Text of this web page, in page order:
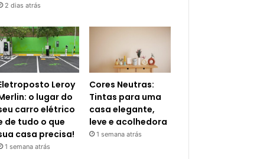
2 dias atrás
Leroy
o lugar do
carro elétrico
de tudo o que
casa precisa!
1 semana atrás
Cores Neutras:
Tintas para uma
casa elegante,
leve e acolhedora
1 semana atrás